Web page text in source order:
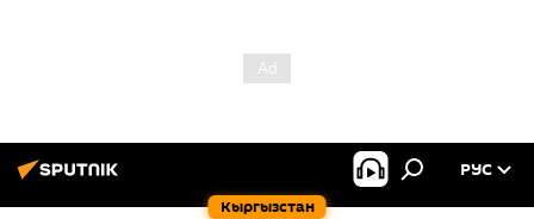
Кыргызстан
РУС